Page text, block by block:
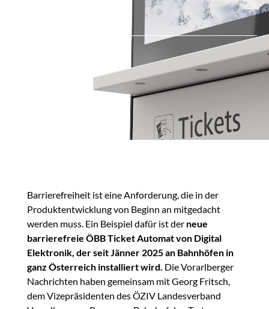
Barrierefreiheit ist eine Anforderung, die in der
Produktentwicklung von Beginn an mitgedacht
werden muss. Ein Beispiel dafür ist der neue
barrierefreie ÖBB Ticket Automat von Digital
Elektronik, der seit Jänner 2025 an Bahnhöfen in
ganz Österreich installiert wird. Die Vorarlberger
Nachrichten haben gemeinsam mit Georg Fritsch,
dem Vizepräsidenten des ÖZIV Landesverband